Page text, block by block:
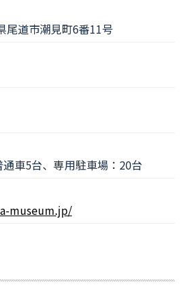
道市潮見町6番11号
車5台、専用駐車場：20台
museum.jp/